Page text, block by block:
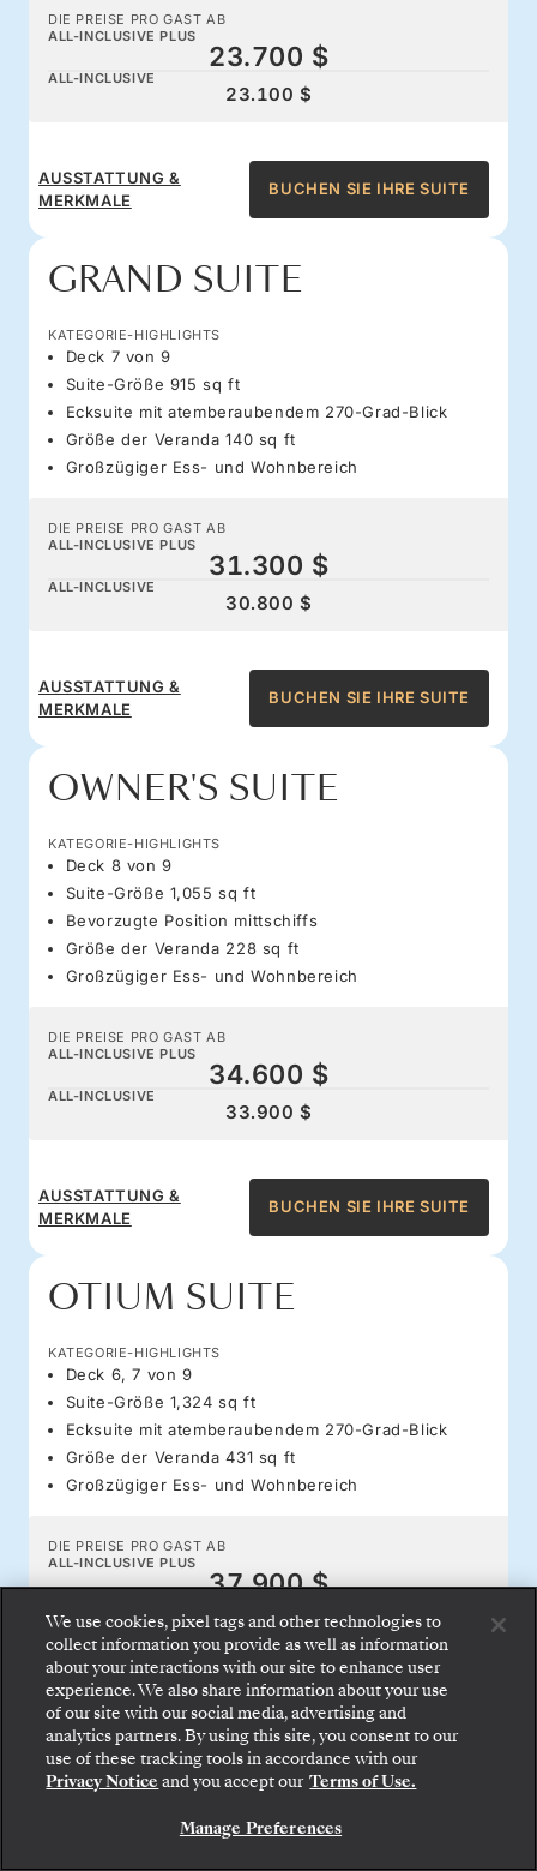
DIE PREISE PRO GAST AB
ALL-INCLUSIVE PLUS
23.700 $
ALL-INCLUSIVE
23.100 $
AUSSTATTUNG &
MERKMALE
BUCHEN SIE IHRE SUITE
GRAND SUITE
KATEGORIE-HIGHLIGHTS
Deck 7 von 9
Suite-Größe 915 sq ft
Ecksuite mit atemberaubendem 270-Grad-Blick
Größe der Veranda 140 sq ft
Großzügiger Ess- und Wohnbereich
DIE PREISE PRO GAST AB
ALL-INCLUSIVE PLUS
31.300 $
ALL-INCLUSIVE
30.800 $
AUSSTATTUNG &
MERKMALE
BUCHEN SIE IHRE SUITE
OWNER'S SUITE
KATEGORIE-HIGHLIGHTS
Deck 8 von 9
Suite-Größe 1,055 sq ft
Bevorzugte Position mittschiffs
Größe der Veranda 228 sq ft
Großzügiger Ess- und Wohnbereich
DIE PREISE PRO GAST AB
ALL-INCLUSIVE PLUS
34.600 $
ALL-INCLUSIVE
33.900 $
AUSSTATTUNG &
MERKMALE
BUCHEN SIE IHRE SUITE
OTIUM SUITE
KATEGORIE-HIGHLIGHTS
Deck 6, 7 von 9
Suite-Größe 1,324 sq ft
Ecksuite mit atemberaubendem 270-Grad-Blick
Größe der Veranda 431 sq ft
Großzügiger Ess- und Wohnbereich
DIE PREISE PRO GAST AB
ALL-INCLUSIVE PLUS
37.900 $
37.200 $
AUSSTATTUNG &
MERKMALE
BUCHEN SIE IHRE SUITE
Gehen Sie an Bord: Wählen Sie Ihre Suite und
prüfen Sie die Preise und Inklusivleistungen, bevor
Sie Ihre Silversea-Reise sicher bestätigen.
BUCHEN SIE IHRE SUITE
We use cookies, pixel tags and other technologies to
collect information you provide as well as information
about your interactions with our site to enhance user
experience. We also share information about your use
of our site with our social media, advertising and
analytics partners. By using this site, you consent to our
use of these tracking tools in accordance with our
Privacy Notice and you accept our Terms of Use.
Manage Preferences